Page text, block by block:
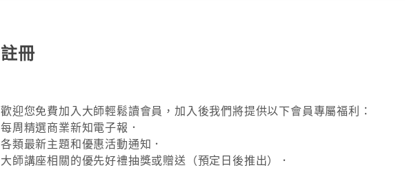
註冊
歡迎您免費加入大師輕鬆讀會員，加入後我們將提供以下會員專屬福利：
每周精選商業新知電子報．
各類最新主題和優惠活動通知．
大師講座相關的優先好禮抽獎或贈送（預定日後推出）．